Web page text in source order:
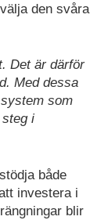
ja den svåra
Det är därför
Med dessa
som
steg i
dja både
investera i
blir